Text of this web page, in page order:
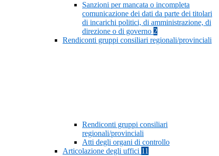
Sanzioni per mancata o incompleta
comunicazione dei dati da parte dei titolari
di incarichi politici, di amministrazione, di
direzione o di governo 2
Rendiconti gruppi consiliari regionali/provinciali
Rendiconti gruppi consiliari
regionali/provinciali
Atti degli organi di controllo
Articolazione degli uffici 11